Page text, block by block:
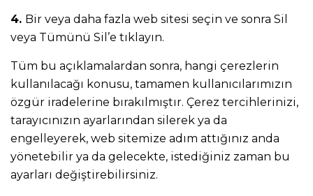
4. Bir veya daha fazla web sitesi seçin ve sonra Sil
veya Tümünü Sil’e tıklayın.
Tüm bu açıklamalardan sonra, hangi çerezlerin
kullanılacağı konusu, tamamen kullanıcılarımızın
özgür iradelerine bırakılmıştır. Çerez tercihlerinizi,
tarayıcınızın ayarlarından silerek ya da
engelleyerek, web sitemize adım attığınız anda
yönetebilir ya da gelecekte, istediğiniz zaman bu
ayarları değiştirebilirsiniz.